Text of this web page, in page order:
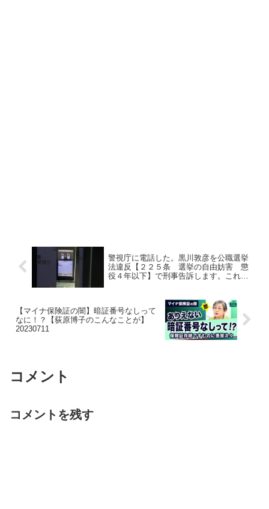
警視庁に電話した。黒川敦彦を公職選挙
法違反【２２５条 選挙の自由妨害 懲
役４年以下】で刑事告訴します。これが
し押さえしています
【マイナ保険証の闇】暗証番号なしって
なに！？【荻原博子のこんなことが】
20230711
コメント
コメントを残す